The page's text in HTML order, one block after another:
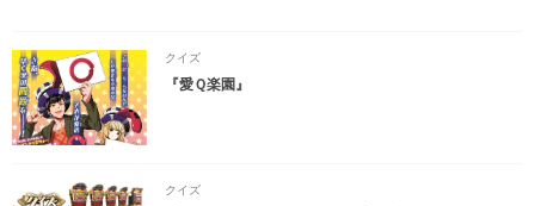
クイズ
『愛Ｑ楽園』
クイズ